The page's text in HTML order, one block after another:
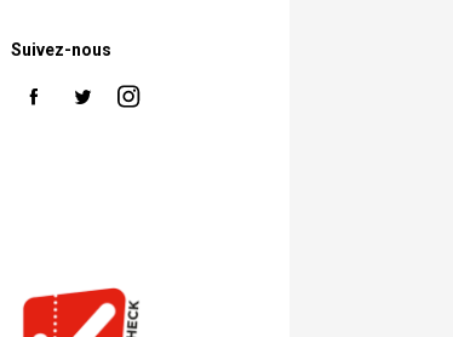
Suivez-nous